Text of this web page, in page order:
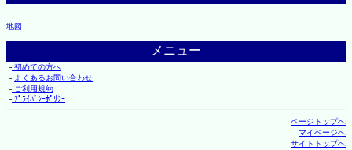
地図
メニュー
├初めての方へ
├ よくあるお問い合わせ
├ご利用規約
└ﾌﾟﾗｲﾊﾞｼｰﾎﾟﾘｼｰ
ページトップへ
マイページへ
サイトトップへ